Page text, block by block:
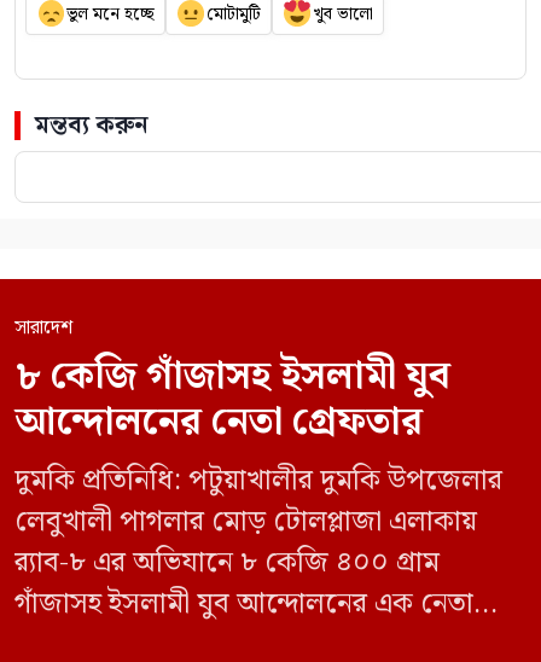
ভুল মনে হচ্ছে মোটামুটি খুব ভালো
মন্তব্য করুন
সারাদেশ
৮ কেজি গাঁজাসহ ইসলামী যুব
আন্দোলনের নেতা গ্রেফতার
দুমকি প্রতিনিধি: পটুয়াখালীর দুমকি উপজেলার
লেবুখালী পাগলার মোড় টোলপ্লাজা এলাকায়
র‍্যাব-৮ এর অভিযানে ৮ কেজি ৪০০ গ্রাম
গাঁজাসহ ইসলামী যুব আন্দোলনের এক নেতাকে